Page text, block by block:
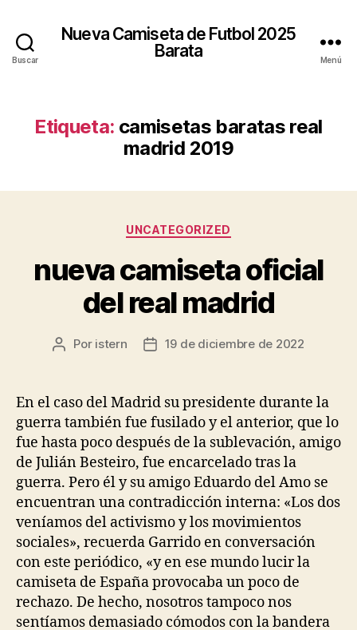
Buscar
Nueva Camiseta de Futbol 2025
Barata
Menú
Etiqueta: camisetas baratas real
madrid 2019
Categorías
UNCATEGORIZED
nueva camiseta oficial
del real madrid
Autor
entrada
Por istern
Fecha
entrada
19 de diciembre de 2022
En el caso del Madrid su presidente durante la
guerra también fue fusilado y el anterior, que lo
fue hasta poco después de la sublevación, amigo
de Julián Besteiro, fue encarcelado tras la
guerra. Pero él y su amigo Eduardo del Amo se
encuentran una contradicción interna: «Los dos
veníamos del activismo y los movimientos
sociales», recuerda Garrido en conversación
con este periódico, «y en ese mundo lucir la
camiseta de España provocaba un poco de
rechazo. De hecho, nosotros tampoco nos
sentíamos demasiado cómodos con la bandera